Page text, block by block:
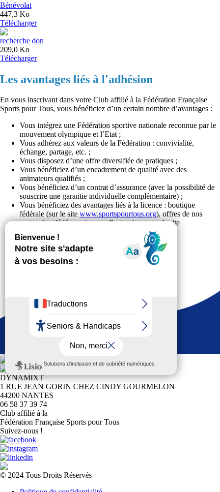
Bénévolat
447,3 Ko
Télécharger
recherche don
209,0 Ko
Télécharger
Les avantages liés à l'adhésion
En vous inscrivant dans votre Club affilié à la Fédération Française
Sports pour Tous, vous bénéficiez d’un certain nombre d’avantages :
Vous intégrez une Fédération sportive nationale reconnue par le
mouvement olympique et l’Etat ;
Vous adhérez aux valeurs de la Fédération : convivialité,
échange, partage, etc. ;
Vous disposez d’une offre diversifiée de pratiques ;
Vous bénéficiez d’un encadrement de qualité avec des
animateurs qualifiés ;
Vous bénéficiez d’un contrat d’assurance (avec la possibilité de
souscrire une garantie individuelle complémentaire) ;
Vous bénéficiez des avantages liés à la licence : boutique
fédérale (sur le site www.sportspourtous.org), offres de nos
partenaires fédéraux (page « Partenaires » sur le site
Vous participez à des animations fédérales.
DYNAMIXT
1 RUE JEAN GORIN CHEZ CINDY GOURMELON
44200 NANTES
06 58 37 39 74
Club affilié à la
Fédération Française Sports pour Tous
Suivez-nous !
© 2024 Tous Droits Réservés